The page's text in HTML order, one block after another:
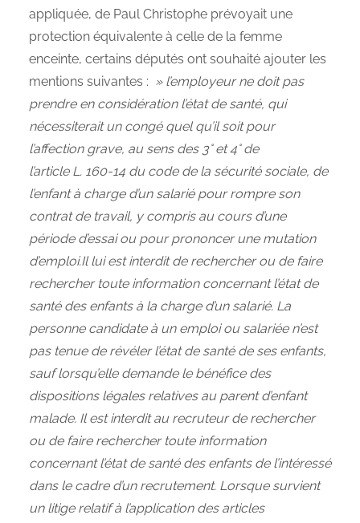
appliquée, de Paul Christophe prévoyait une
protection équivalente à celle de la femme
enceinte, certains députés ont souhaité ajouter les
mentions suivantes : » l’employeur ne doit pas
prendre en considération l’état de santé, qui
nécessiterait un congé quel qu’il soit pour
l’affection grave, au sens des 3° et 4° de
l’article L. 160‑14 du code de la sécurité sociale, de
l’enfant à charge d’un salarié pour rompre son
contrat de travail, y compris au cours d’une
période d’essai ou pour prononcer une mutation
d’emploi.Il lui est interdit de rechercher ou de faire
rechercher toute information concernant l’état de
santé des enfants à la charge d’un salarié. La
personne candidate à un emploi ou salariée n’est
pas tenue de révéler l’état de santé de ses enfants,
sauf lorsqu’elle demande le bénéfice des
dispositions légales relatives au parent d’enfant
malade. Il est interdit au recruteur de rechercher
ou de faire rechercher toute information
concernant l’état de santé des enfants de l’intéressé
dans le cadre d’un recrutement. Lorsque survient
un litige relatif à l’application des articles